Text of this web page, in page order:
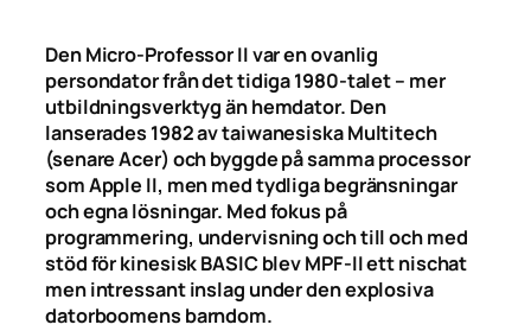
Den Micro-Professor II var en ovanlig
persondator från det tidiga 1980-talet – mer
utbildningsverktyg än hemdator. Den
lanserades 1982 av taiwanesiska Multitech
(senare Acer) och byggde på samma processor
som Apple II, men med tydliga begränsningar
och egna lösningar. Med fokus på
programmering, undervisning och till och med
stöd för kinesisk BASIC blev MPF-II ett nischat
men intressant inslag under den explosiva
datorboomens barndom.